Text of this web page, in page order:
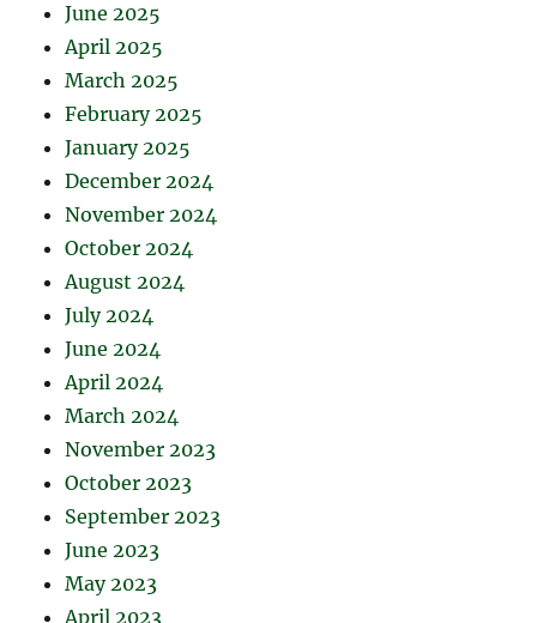
June 2025
April 2025
March 2025
February 2025
January 2025
December 2024
November 2024
October 2024
August 2024
July 2024
June 2024
April 2024
March 2024
November 2023
October 2023
September 2023
June 2023
May 2023
April 2023